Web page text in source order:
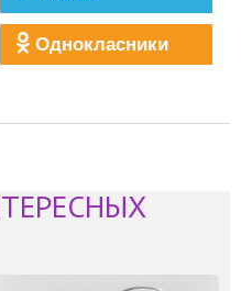
Однокласники